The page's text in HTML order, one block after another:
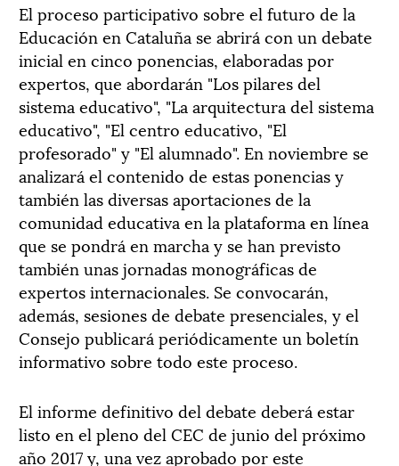
El proceso participativo sobre el futuro de la
Educación en Cataluña se abrirá con un debate
inicial en cinco ponencias, elaboradas por
expertos, que abordarán "Los pilares del
sistema educativo", "La arquitectura del sistema
educativo", "El centro educativo, "El
profesorado" y "El alumnado". En noviembre se
analizará el contenido de estas ponencias y
también las diversas aportaciones de la
comunidad educativa en la plataforma en línea
que se pondrá en marcha y se han previsto
también unas jornadas monográficas de
expertos internacionales. Se convocarán,
además, sesiones de debate presenciales, y el
Consejo publicará periódicamente un boletín
informativo sobre todo este proceso.
El informe definitivo del debate deberá estar
listo en el pleno del CEC de junio del próximo
año 2017 y, una vez aprobado por este